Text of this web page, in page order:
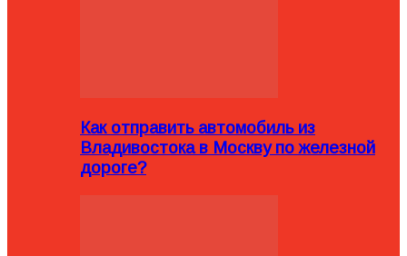
Как отправить автомобиль из
Владивостока в Москву по железной
дороге?